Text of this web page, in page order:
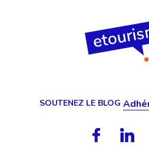
SOUTENEZ LE BLOG